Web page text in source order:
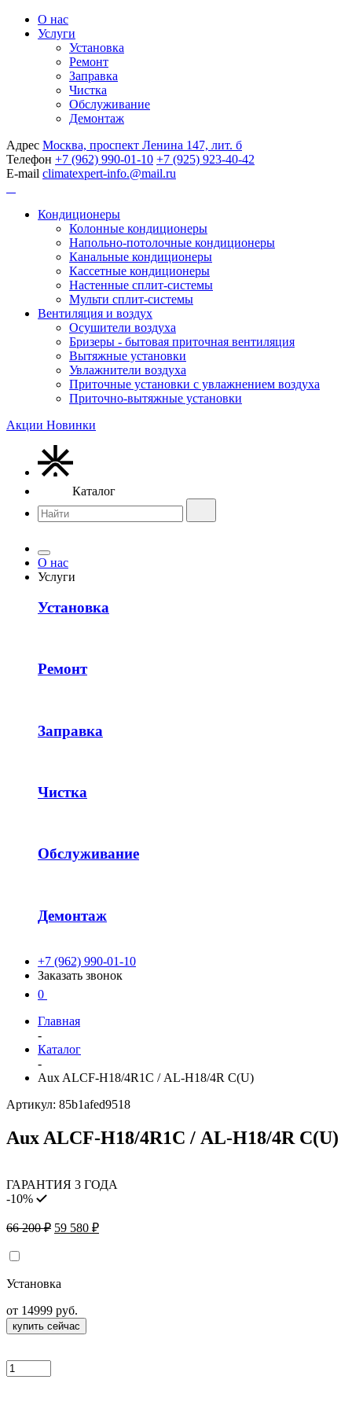
О нас
Услуги
Установка
Ремонт
Заправка
Чистка
Обслуживание
Демонтаж
Адрес Москва, проспект Ленина 147, лит. б
Телефон +7 (962) 990-01-10 +7 (925) 923-40-42
E-mail climatexpert-info.@mail.ru
Кондиционеры
Колонные кондиционеры
Напольно-потолочные кондиционеры
Канальные кондиционеры
Кассетные кондиционеры
Настенные сплит-системы
Мульти сплит-системы
Вентиляция и воздух
Осушители воздуха
Бризеры - бытовая приточная вентиляция
Вытяжные установки
Увлажнители воздуха
Приточные установки с увлажнением воздуха
Приточно-вытяжные установки
Акции Новинки
Каталог
О нас
Услуги
Установка
Ремонт
Заправка
Чистка
Обслуживание
Демонтаж
+7 (962) 990-01-10
Заказать звонок
0
Главная
-
Каталог
-
Aux ALCF-H18/4R1С / AL-H18/4R С(U)
Артикул: 85b1afed9518
Aux ALCF-H18/4R1С / AL-H18/4R С(U)
ГАРАНТИЯ 3 ГОДА
-10%
66 200₽ Первоначальная
200 ₽.
59 580 ₽Текущая
Установка
от 14999 руб.
купить сейчас